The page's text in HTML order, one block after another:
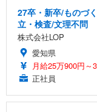
27卒・新卒/ものづ
立・検査/文理不問
株式会社LOP
愛知県
月給25万900円～
正社員